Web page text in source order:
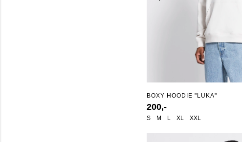
S M L XL XXL
BOXY HOODIE "LUKA"
200,-